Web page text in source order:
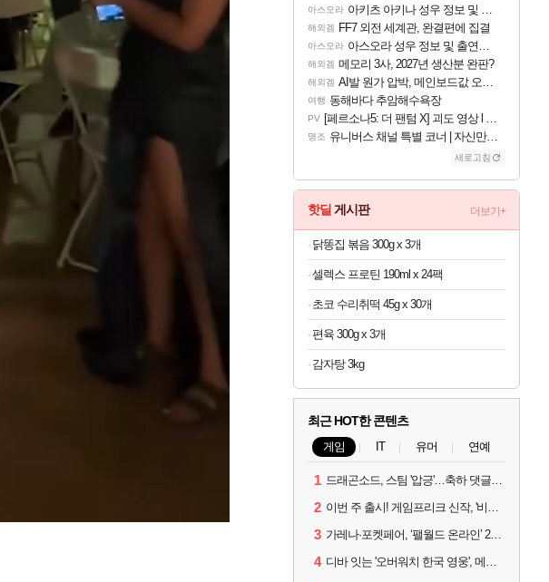
아스오라 아키츠 아키나 성우 정보 및 주요 필모
해외겜 FF7 외전 세계관, 완결편에 집결
아스오라 아스오라 성우 정보 및 출연작 모음
해외겜 메모리 3사, 2027년 생산분 완판?
해외겜 AI발 원가 압박, 메인보드값 오르나
여행 동해바다 추암해수욕장
PV [페르소나5: 더 팬텀 X] 괴도 영상 l 타카마키 안·댄싱 스타
명조 유니버스 채널 특별 코너 | 자신만의 스타일
새로고침
핫딜 게시판 더보기+
닭똥집 볶음 300g x 3개
셀렉스 프로틴 190ml x 24팩
초코 수리취떡 45g x 30개
편육 300g x 3개
감자탕 3kg
최근 HOT한 콘텐츠
게임 IT 유머 연예
1 드래곤소드, 스팀 '압긍'…축하 댓글 달고 게임 코드 받자!
2 이번 주 출시! 게임프리크 신작, '비스트 오브 리인카네이션'
3 가레나·포켓페어, ‘팰월드 온라인’ 2026년 출시 예고
4 디바 잇는 '오버워치 한국 영웅', 메카 파일럿 디몬 나온다